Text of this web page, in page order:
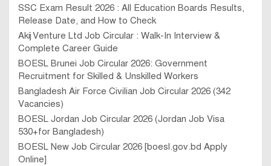
SSC Exam Result 2026 : All Education Boards Results,
Release Date, and How to Check
Akij Venture Ltd Job Circular : Walk-In Interview &
Complete Career Guide
BOESL Brunei Job Circular 2026: Government
Recruitment for Skilled & Unskilled Workers
Bangladesh Air Force Civilian Job Circular 2026 (342
Vacancies)
BOESL Jordan Job Circular 2026 (Jordan Job Visa
530+for Bangladesh)
BOESL New Job Circular 2026 [boesl.gov.bd Apply
Online]